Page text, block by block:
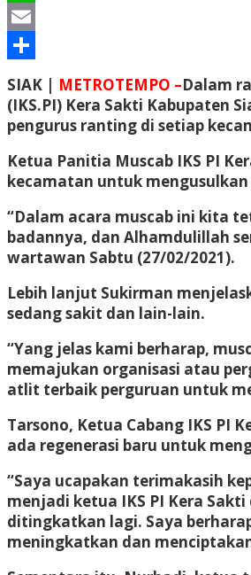
Line
Email
Share
SIAK | METROTEMPO –Dalam
(IKS.PI) Kera Sakti Kabupaten
pengurus ranting di setiap
Ketua Panitia Muscab IKS PI
kecamatan untuk mengusulkan
“Dalam acara muscab ini kita
badannya, dan Alhamdulillah
wartawan Sabtu (27/02/2021).
Lebih lanjut Sukirman
sedang sakit dan lain-lain.
“Yang jelas kami berharap,
memajukan organisasi atau
atlit terbaik perguruan untuk
Tarsono, Ketua Cabang IKS PI
ada regenerasi baru untuk
“Saya ucapakan terimakasih
menjadi ketua IKS PI Kera
ditingkatkan lagi. Saya
meningkatkan dan